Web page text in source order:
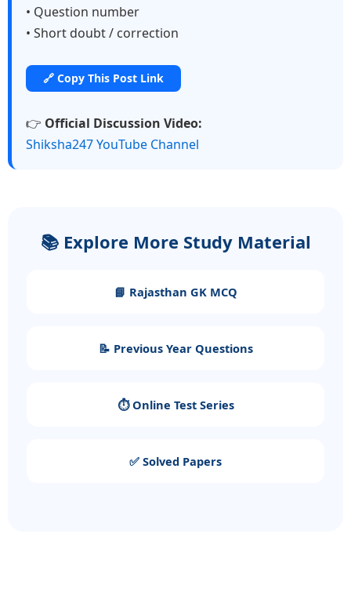
• Question number
• Short doubt / correction
🔗 Copy This Post Link
👉 Official Discussion Video:
Shiksha247 YouTube Channel
📚 Explore More Study Material
📘 Rajasthan GK MCQ
📝 Previous Year Questions
⏱️ Online Test Series
✅ Solved Papers